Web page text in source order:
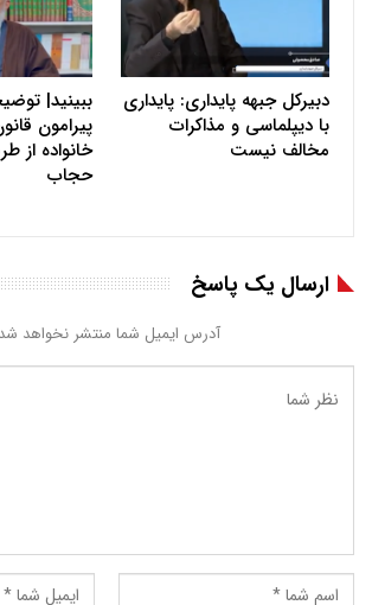
دبیرکل جبهه پایداری: پایداری
با دیپلماسی و مذاکرات
مخالف نیست
ببینید|
پیرامون
خانواده از
حجاب
ارسال یک پاسخ
آدرس ایمیل شما منتشر نخواهد